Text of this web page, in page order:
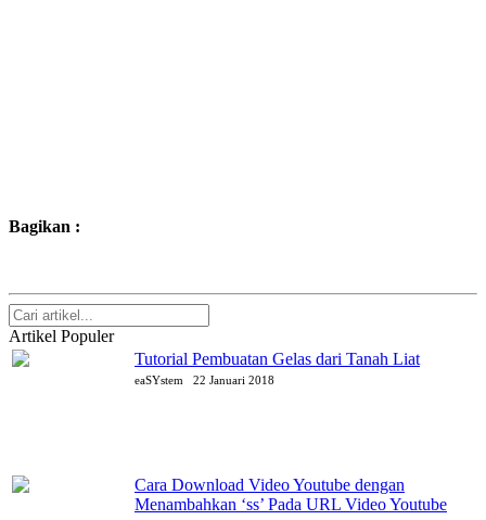
Bagikan :
Artikel Populer
Tutorial Pembuatan Gelas dari Tanah Liat
eaSYstem 22 Januari 2018
Cara Download Video Youtube dengan
Menambahkan ‘ss’ Pada URL Video Youtube